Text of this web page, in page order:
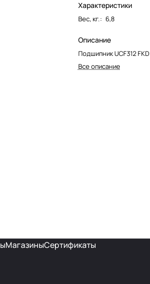
Характеристики
Вес, кг.: 6,8
Описание
Подшипник UCF312 FKD
Все описание
МагазиныСертификаты